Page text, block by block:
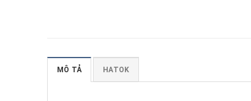
MÔ TẢ HATOK